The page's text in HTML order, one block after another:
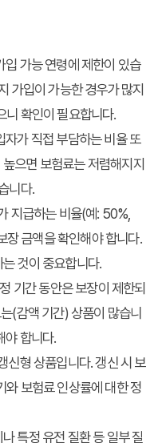
가능 연령에 제한이 있습
가입이 가능한 경우가 많지
니 확인이 필요합니다.
가 직접 부담하는 비율 또
으면 보험료는 저렴해지지
니다.
지급하는 비율(예: 50%,
금액을 확인해야 합니다.
것이 중요합니다.
기간 동안은 보장이 제한되
(감액 기간) 상품이 많습니
야 합니다.
신형 상품입니다. 갱신 시 보
와 보험료 인상률에 대한 정
특정 유전 질환 등 일부 질